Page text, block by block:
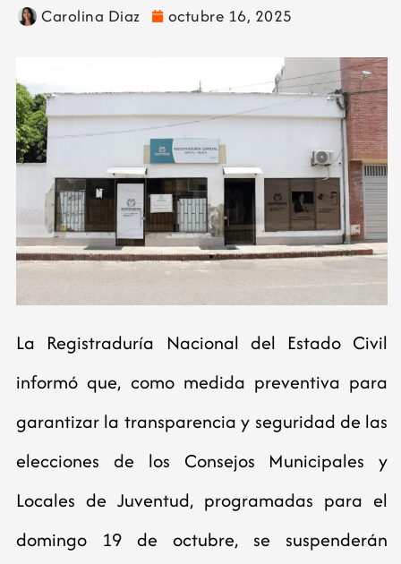
Carolina Diaz octubre 16, 2025
La Registraduría Nacional del Estado Civil
informó que, como medida preventiva para
garantizar la transparencia y seguridad de las
elecciones de los Consejos Municipales y
Locales de Juventud, programadas para el
domingo 19 de octubre, se suspenderán